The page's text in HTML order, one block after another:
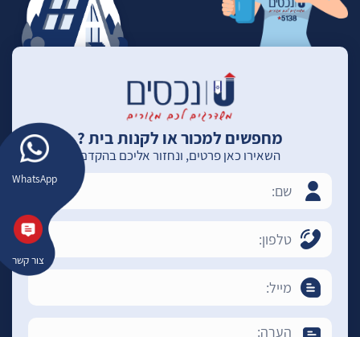
WhatsApp
צור קשר
מחפשים למכור או לקנות בית ?
השאירו כאן פרטים, ונחזור אליכם בהקדם